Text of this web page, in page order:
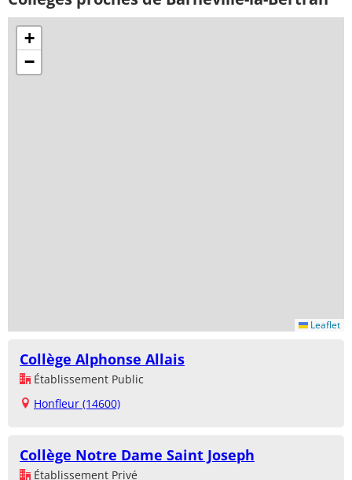
+
−
Leaflet
Collège Alphonse Allais
Établissement Public
Honfleur (14600)
Collège Notre Dame Saint Joseph
Établissement Privé